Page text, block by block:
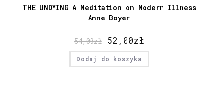
THE UNDYING A Meditation on Modern Illness
Anne Boyer
54,00zł 52,00zł
Dodaj do koszyka